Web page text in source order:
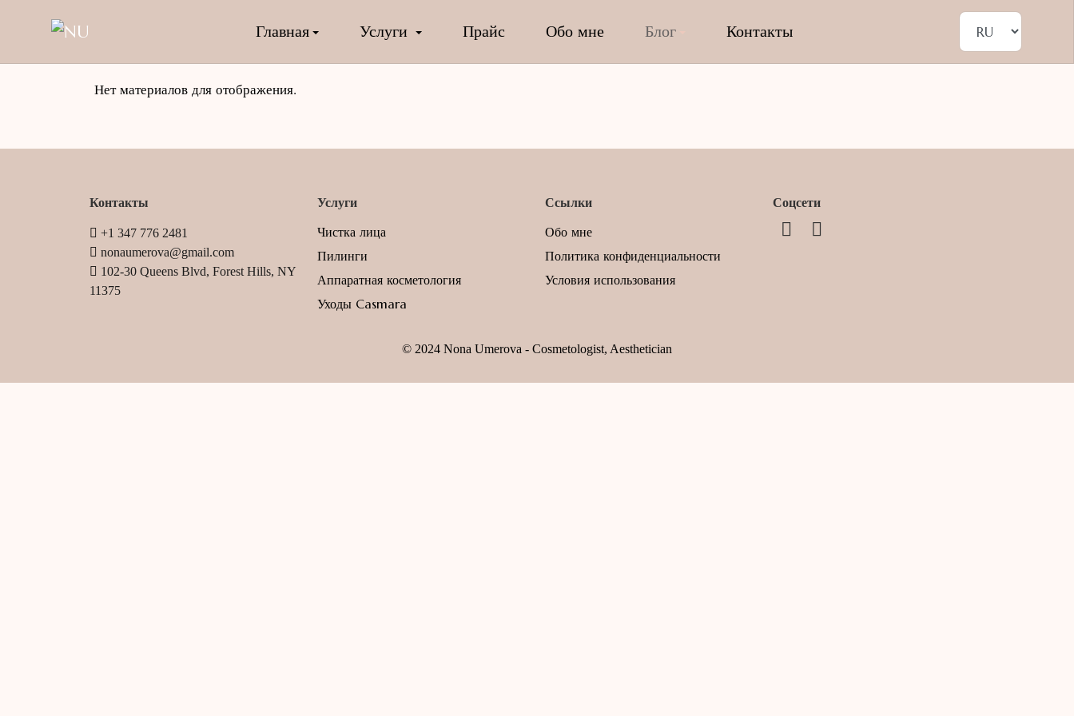
Главная Услуги Прайс Обо мне Блог Контакты
Нет материалов для отображения.
Контакты
+1 347 776 2481
nonaumerova@gmail.com
102-30 Queens Blvd, Forest Hills, NY
11375
Услуги
Чистка лица
Пилинги
Аппаратная косметология
Уходы Casmara
Ссылки
Обо мне
Политика конфиденциальности
Условия использования
Соцсети
© 2024 Nona Umerova - Cosmetologist, Aesthetician